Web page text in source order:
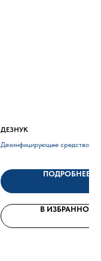
ДЕЗНУК
Дезинфицирующее средство на
ПОДРОБНЕЕ
В ИЗБРАННОЕ